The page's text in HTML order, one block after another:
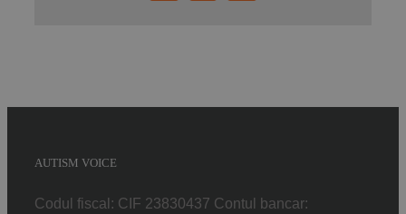
AUTISM VOICE
Codul fiscal: CIF 23830437 Contul bancar: